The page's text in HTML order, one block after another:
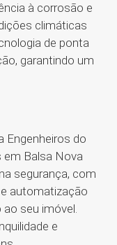
à corrosão e
climáticas
de ponta
garantindo um
Engenheiros do
Balsa Nova
segurança, com
automatização
seu imóvel.
e